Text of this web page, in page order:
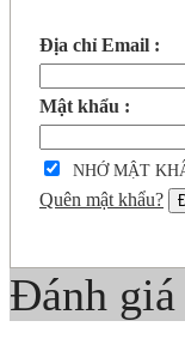
Địa chỉ Email :
Mật khẩu :
NHỚ MẬT
Quên mật khẩu?
Đánh giá